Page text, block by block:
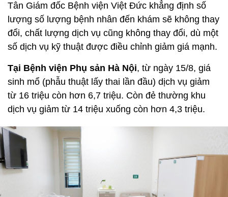
Tân Giám đốc Bệnh viện Việt Đức khẳng định số
lượng số lượng bệnh nhân đến khám sẽ không thay
đổi, chất lượng dịch vụ cũng không thay đổi, dù một
số dịch vụ kỹ thuật được điều chỉnh giảm giá mạnh.
Tại Bệnh viện Phụ sản Hà Nội, từ ngày 15/8, giá
sinh mổ (phẫu thuật lấy thai lần đầu) dịch vụ giảm
từ 16 triệu còn hơn 6,7 triệu. Còn đẻ thường khu
dịch vụ giảm từ 14 triệu xuống còn hơn 4,3 triệu.